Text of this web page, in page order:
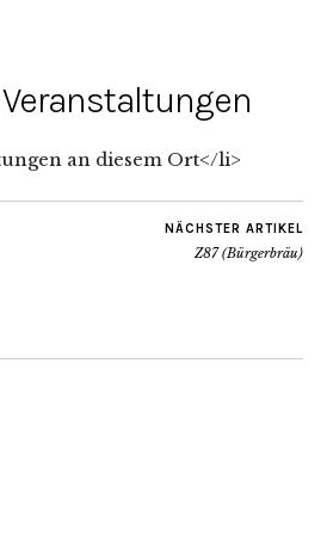
an diesem Ort</li>
NÄCHSTER ARTIKEL
Z87 (Bürgerbräu)